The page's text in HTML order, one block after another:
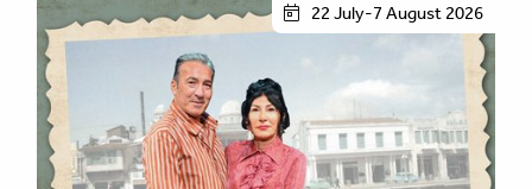
22 July-7 August 2026